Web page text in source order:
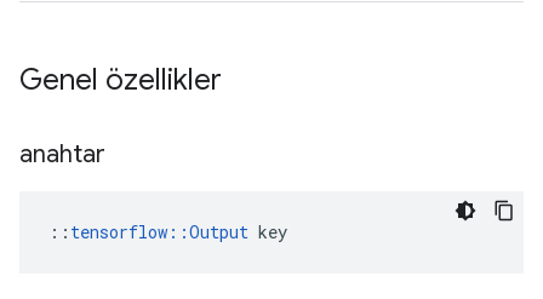
Genel özellikler
anahtar
:: tensorflow::Output key